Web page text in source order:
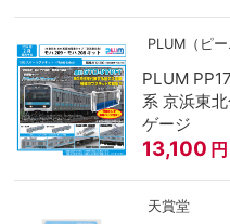
PLUM（ピ
PLUM
系 京浜東
ゲージ
13,100 円
天賞堂